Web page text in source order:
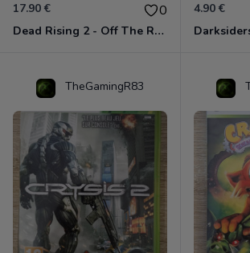
17.90 € 0
Dead Rising 2 - Off The Record Xbox 360
4.90 €
TheGamingR83